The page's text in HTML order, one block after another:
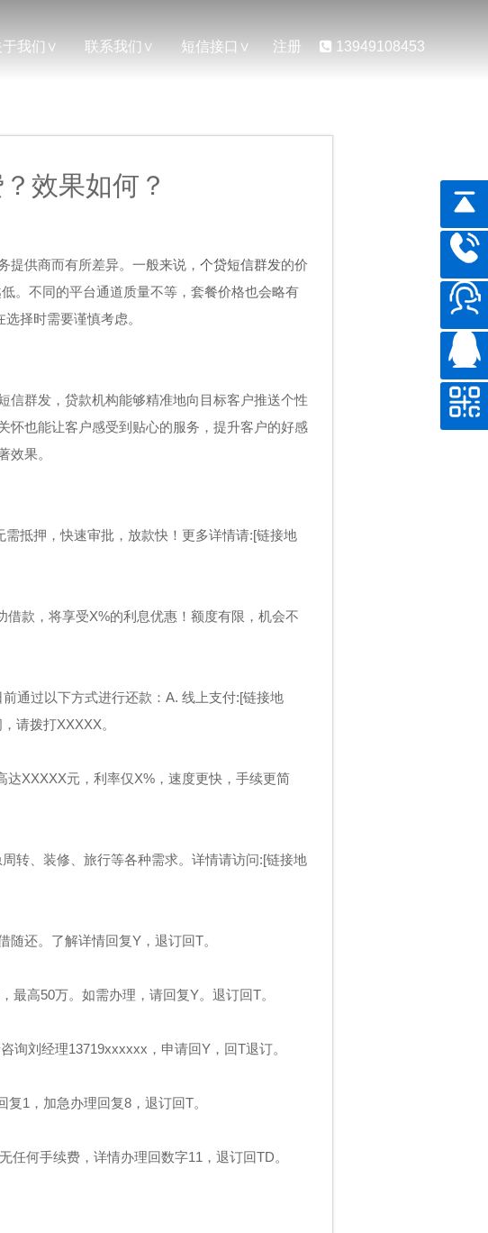
于我们 联系我们 短信接口 注册 13949108453
效果如何？
供商而有所差异。一般来说， 个贷短信群发的价
。不同的平台通道质量不等，套餐价格也会略有
择时需要谨慎考虑。
信群发，贷款机构能够精准地向目标客户推送个性
怀也能让客户感受到贴心的服务，提升客户的好感
效果。
抵押，快速审批，放款快！更多详情请:[链接地
款，将享受X%的利息优惠！额度有限，机会不
通过以下方式进行还款：A. 线上支付:[链接地
请拨打XXXXX。
XXXXX元，利率仅X%，速度更快，手续更简
转、装修、旅行等各种需求。详情请访问:[链接地
还。了解详情回复Y，退订回T。
高50万。如需办理，请回复Y。退订回T。
询刘经理13719xxxxxx，申请回Y，回T退订。
1，加急办理回复8，退订回T。
何手续费，详情办理回数字11，退订回TD。